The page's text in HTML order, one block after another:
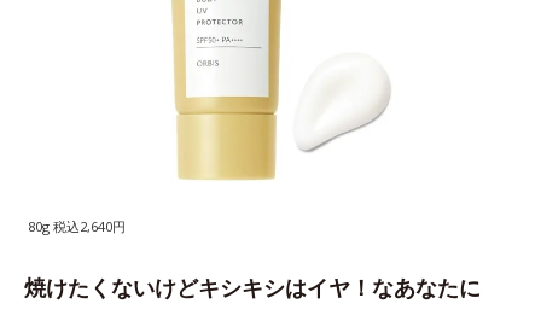
80g 税込2,640円
焼けたくないけどキシキシはイヤ！なあなたに